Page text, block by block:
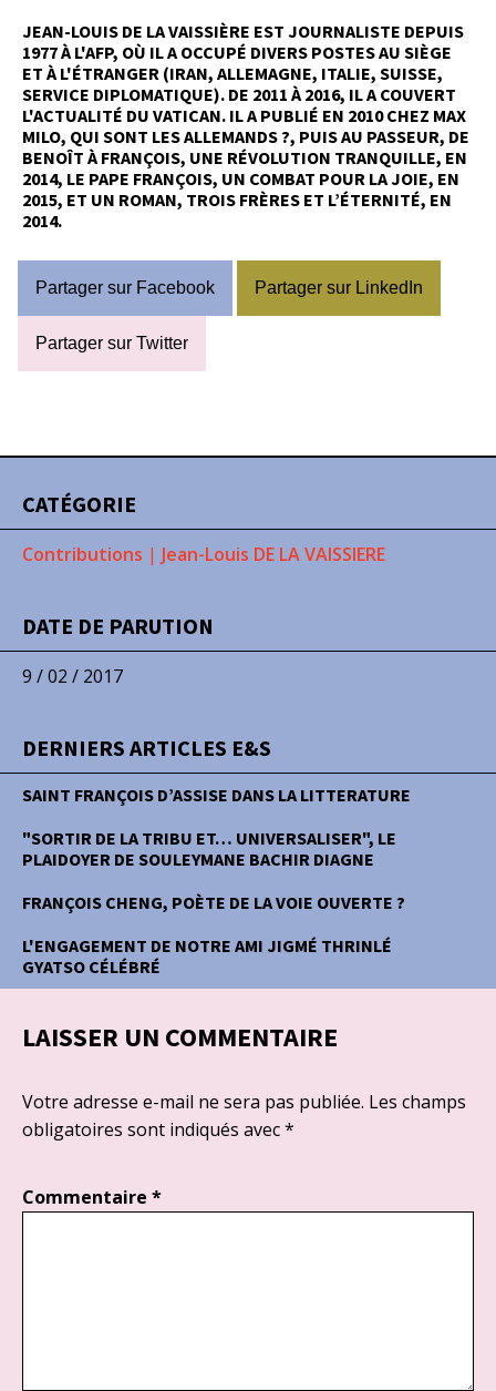
CATÉGORIE
Contributions | Jean-Louis DE LA VAISSIERE
DATE DE PARUTION
9 / 02 / 2017
DERNIERS ARTICLES E&S
SAINT FRANÇOIS D’ASSISE DANS LA LITTERATURE
"SORTIR DE LA TRIBU ET… UNIVERSALISER", LE
PLAIDOYER DE SOULEYMANE BACHIR DIAGNE
FRANÇOIS CHENG, POÈTE DE LA VOIE OUVERTE ?
L'ENGAGEMENT DE NOTRE AMI JIGMÉ THRINLÉ
GYATSO CÉLÉBRÉ
LAISSER UN COMMENTAIRE
Votre adresse e-mail ne sera pas publiée. Les champs
obligatoires sont indiqués avec*
Commentaire *
JEAN-LOUIS DE LA VAISSIÈRE EST JOURNALISTE DEPUIS
1977 À L'AFP, OÙ IL A OCCUPÉ DIVERS POSTES AU SIÈGE
ET À L'ÉTRANGER (IRAN, ALLEMAGNE, ITALIE, SUISSE,
SERVICE DIPLOMATIQUE). DE 2011 À 2016, IL A COUVERT
L'ACTUALITÉ DU VATICAN. IL A PUBLIÉ EN 2010 CHEZ MAX
MILO, QUI SONT LES ALLEMANDS ?, PUIS AU PASSEUR, DE
BENOÎT À FRANÇOIS, UNE RÉVOLUTION TRANQUILLE, EN
2014, LE PAPE FRANÇOIS, UN COMBAT POUR LA JOIE, EN
2015, ET UN ROMAN, TROIS FRÈRES ET L’ÉTERNITÉ, EN
2014.
Partager sur Facebook Partager sur LinkedIn
Partager sur Twitter